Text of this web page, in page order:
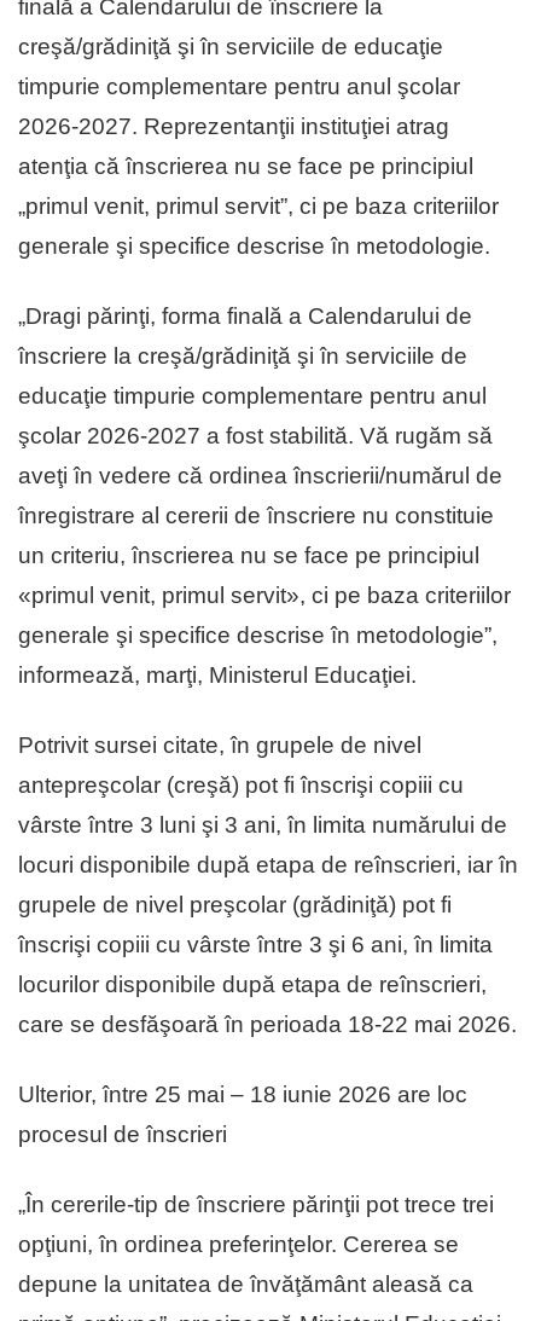
finală a Calendarului de înscriere la
creşă/grădiniţă şi în serviciile de educaţie
timpurie complementare pentru anul şcolar
2026-2027. Reprezentanţii instituţiei atrag
atenţia că înscrierea nu se face pe principiul
„primul venit, primul servit”, ci pe baza criteriilor
generale şi specifice descrise în metodologie.
„Dragi părinţi, forma finală a Calendarului de
înscriere la creşă/grădiniţă şi în serviciile de
educaţie timpurie complementare pentru anul
şcolar 2026-2027 a fost stabilită. Vă rugăm să
aveţi în vedere că ordinea înscrierii/numărul de
înregistrare al cererii de înscriere nu constituie
un criteriu, înscrierea nu se face pe principiul
«primul venit, primul servit», ci pe baza criteriilor
generale şi specifice descrise în metodologie”,
informează, marţi, Ministerul Educaţiei.
Potrivit sursei citate, în grupele de nivel
antepreşcolar (creşă) pot fi înscrişi copiii cu
vârste între 3 luni şi 3 ani, în limita numărului de
locuri disponibile după etapa de reînscrieri, iar în
grupele de nivel preşcolar (grădiniţă) pot fi
înscrişi copiii cu vârste între 3 şi 6 ani, în limita
locurilor disponibile după etapa de reînscrieri,
care se desfăşoară în perioada 18-22 mai 2026.
Ulterior, între 25 mai – 18 iunie 2026 are loc
procesul de înscrieri
„În cererile-tip de înscriere părinţii pot trece trei
opţiuni, în ordinea preferinţelor. Cererea se
depune la unitatea de învăţământ aleasă ca